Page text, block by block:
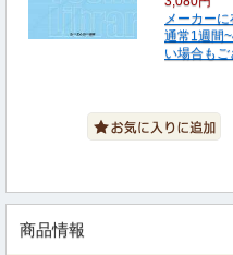
メーカー
通常1週間
い場合も
商品情報